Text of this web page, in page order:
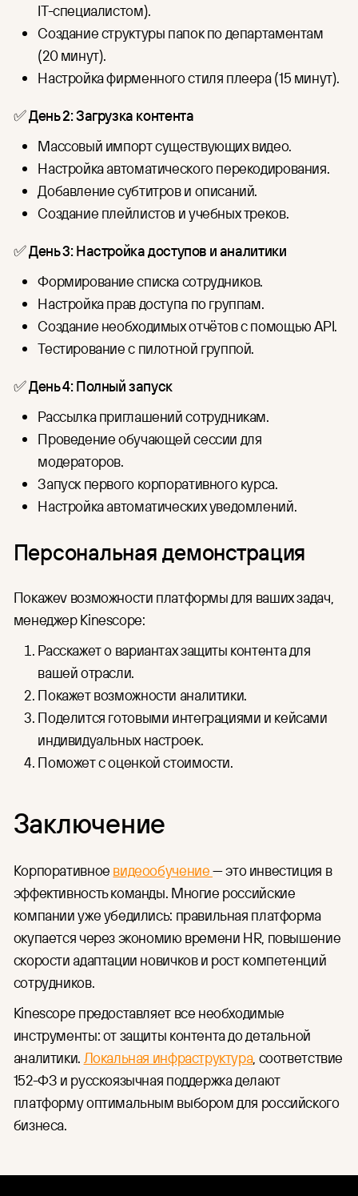
IT-специалистом).
Создание структуры папок по департаментам
(20 минут).
Настройка фирменного стиля плеера (15 минут).
✅День 2: Загрузка контента
Массовый импорт существующих видео.
Настройка автоматического перекодирования.
Добавление субтитров и описаний.
Создание плейлистов и учебных треков.
✅День 3: Настройка доступов и аналитики
Формирование списка сотрудников.
Настройка прав доступа по группам.
Создание необходимых отчётов с помощью API.
Тестирование с пилотной группой.
✅День 4: Полный запуск
Рассылка приглашений сотрудникам.
Проведение обучающей сессии для
модераторов.
Запуск первого корпоративного курса.
Настройка автоматических уведомлений.
Персональная демонстрация
Покажеv возможности платформы для ваших задач,
менеджер Kinescope:
Расскажет о вариантах защиты контента для
вашей отрасли.
Покажет возможности аналитики.
Поделится готовыми интеграциями и кейсами
индивидуальных настроек.
Поможет с оценкой стоимости.
Заключение
Корпоративное видеообучение— это инвестиция в
эффективность команды. Многие российские
компании уже убедились: правильная платформа
окупается через экономию времени HR, повышение
скорости адаптации новичков и рост компетенций
сотрудников.
Kinescope предоставляет все необходимые
инструменты: от защиты контента до детальной
аналитики. Локальная инфраструктура, соответствие
152-ФЗ и русскоязычная поддержка делают
платформу оптимальным выбором для российского
бизнеса.